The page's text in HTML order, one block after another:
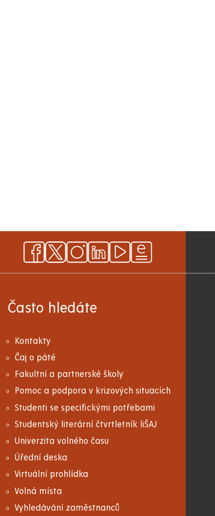
Často hledáte
Kontakty
Čaj o páté
Fakultní a partnerské školy
Pomoc a podpora v krizových situacích
Studenti se specifickými potřebami
Studentský literární čtvrtletník liŠAJ
Univerzita volného času
Úřední deska
Virtuální prohlídka
Volná místa
Vyhledávání zaměstnanců